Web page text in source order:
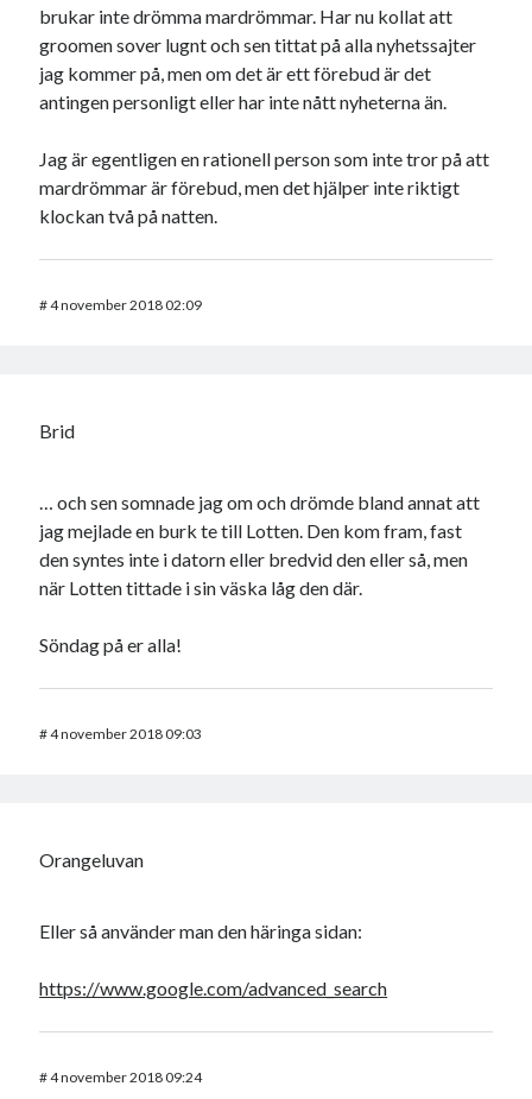
brukar inte drömma mardrömmar. Har nu kollat att
groomen sover lugnt och sen tittat på alla nyhetssajter
jag kommer på, men om det är ett förebud är det
antingen personligt eller har inte nått nyheterna än.
Jag är egentligen en rationell person som inte tror på att
mardrömmar är förebud, men det hjälper inte riktigt
klockan två på natten.
#4 november 2018 02:09
Brid
… och sen somnade jag om och drömde bland annat att
jag mejlade en burk te till Lotten. Den kom fram, fast
den syntes inte i datorn eller bredvid den eller så, men
när Lotten tittade i sin väska låg den där.
Söndag på er alla!
#4 november 2018 09:03
Orangeluvan
Eller så använder man den häringa sidan:
https://www.google.com/advanced_search
#4 november 2018 09:24